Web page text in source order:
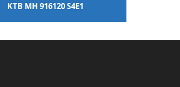
KTB MH 916120 S4E1